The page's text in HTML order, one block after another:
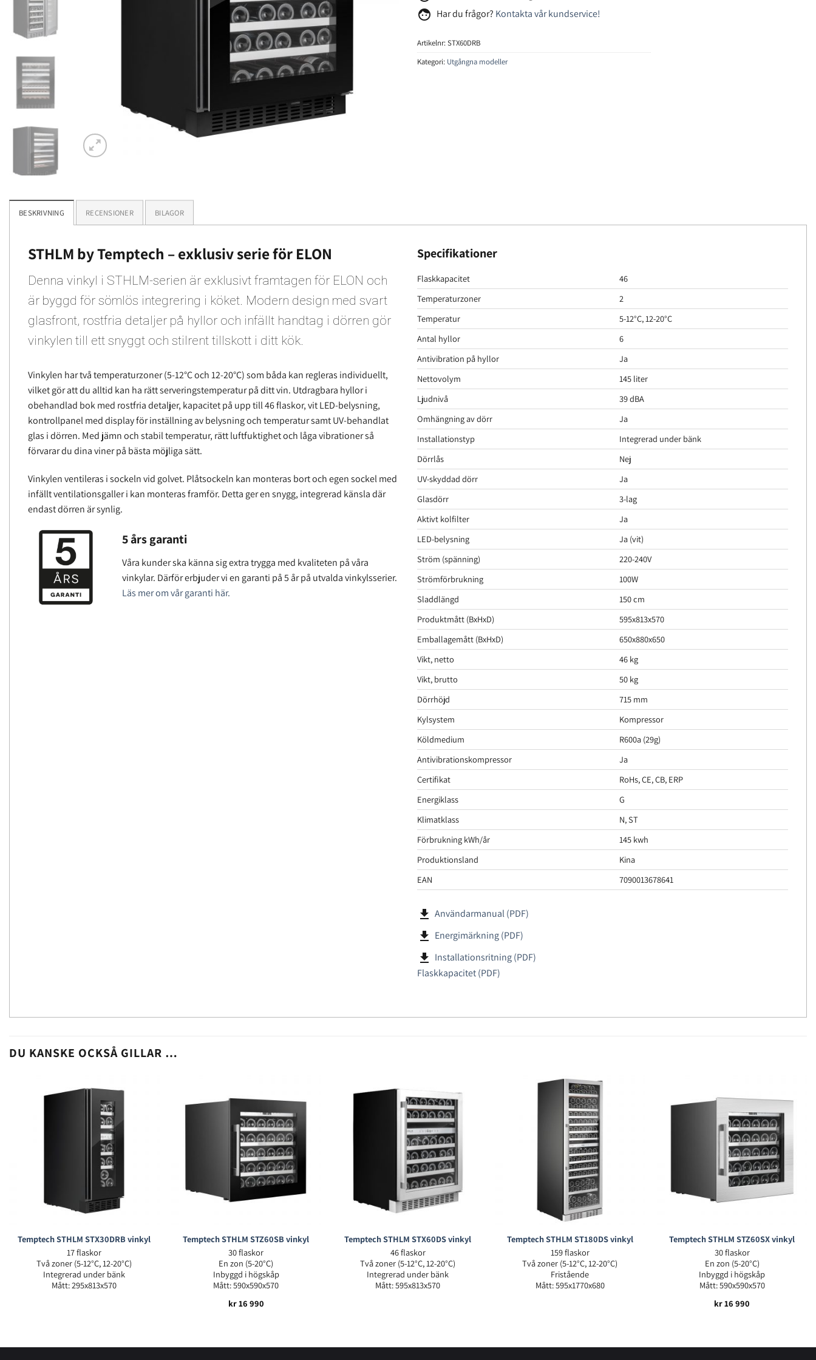
face Har du frågor? Kontakta vår kundservice!
Artikelnr:STX60DRB
Kategori: Utgångna modeller
BESKRIVNING RECENSIONER BILAGOR
STHLM by Temptech – exklusiv serie för ELON
Denna vinkyl i STHLM-serien är exklusivt framtagen för ELON och
är byggd för sömlös integrering i köket. Modern design med svart
glasfront, rostfria detaljer på hyllor och infällt handtag i dörren gör
vinkylen till ett snyggt och stilrent tillskott i ditt kök.
Vinkylen har två temperaturzoner (5-12°C och 12-20°C) som båda kan regleras individuellt,
vilket gör att du alltid kan ha rätt serveringstemperatur på ditt vin. Utdragbara hyllor i
obehandlad bok med rostfria detaljer, kapacitet på upp till 46 flaskor, vit LED-belysning,
kontrollpanel med display för inställning av belysning och temperatur samt UV-behandlat
glas i dörren. Med jämn och stabil temperatur, rätt luftfuktighet och låga vibrationer så
förvarar du dina viner på bästa möjliga sätt.
Vinkylen ventileras i sockeln vid golvet. Plåtsockeln kan monteras bort och egen sockel med
infällt ventilationsgaller i kan monteras framför. Detta ger en snygg, integrerad känsla där
endast dörren är synlig.
5 års garanti
Våra kunder ska känna sig extra trygga med kvaliteten på våra
vinkylar. Därför erbjuder vi en garanti på 5 år på utvalda vinkylsserier.
Läs mer om vår garanti här.
Specifikationer
Flaskkapacitet
46
Temperaturzoner
2
Temperatur
5-12°C, 12-20°C
Antal hyllor
6
Antivibration på hyllor
Ja
Nettovolym
145 liter
Ljudnivå
39 dBA
Omhängning av dörr
Ja
Installationstyp
Integrerad under bänk
Dörrlås
Nej
UV-skyddad dörr
Ja
Glasdörr
3-lag
Aktivt kolfilter
Ja
LED-belysning
Ja (vit)
Ström (spänning)
220-240V
Strömförbrukning
100W
Sladdlängd
150 cm
Produktmått (BxHxD)
595x813x570
Emballagemått (BxHxD)
650x880x650
Vikt, netto
46 kg
Vikt, brutto
50 kg
Dörrhöjd
715 mm
Kylsystem
Kompressor
Köldmedium
R600a (29g)
Antivibrationskompressor
Ja
Certifikat
RoHs, CE, CB, ERP
Energiklass
G
Klimatklass
N, ST
Förbrukning kWh/år
145 kwh
Produktionsland
Kina
EAN
7090013678641
file_download Användarmanual (PDF)
file_download Energimärkning (PDF)
file_download Installationsritning (PDF)
Flaskkapacitet (PDF)
DU KANSKE OCKSÅ GILLAR …
Temptech STHLM STX30DRB vinkyl
17 flaskor
Två zoner (5-12°C, 12-20°C)
Integrerad under bänk
Mått: 295x813x570
Temptech STHLM STZ60SB vinkyl
30 flaskor
En zon (5-20°C)
Inbyggd i högskåp
Mått: 590x590x570
kr16 990
Temptech STHLM STX60DS vinkyl
46 flaskor
Två zoner (5-12°C, 12-20°C)
Integrerad under bänk
Mått: 595x813x570
Temptech STHLM ST180DS vinkyl
159 flaskor
Två zoner (5-12°C, 12-20°C)
Fristående
Mått: 595x1770x680
Temptech STHLM STZ60SX vinkyl
30 flaskor
En zon (5-20°C)
Inbyggd i högskåp
Mått: 590x590x570
kr16 990